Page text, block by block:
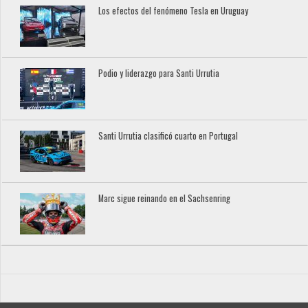
Los efectos del fenómeno Tesla en Uruguay
Podio y liderazgo para Santi Urrutia
Santi Urrutia clasificó cuarto en Portugal
Marc sigue reinando en el Sachsenring